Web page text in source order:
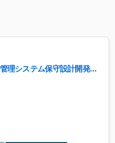
理システム保守設計開発案